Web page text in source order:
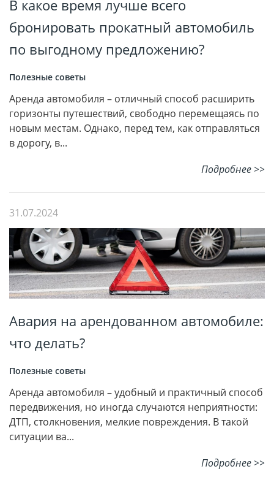
В какое время лучше всего
бронировать прокатный автомобиль
по выгодному предложению?
Полезные советы
Аренда автомобиля – отличный способ расширить
горизонты путешествий, свободно перемещаясь по
новым местам. Однако, перед тем, как отправляться
в дорогу, в...
Подробнее >>
31.07.2024
Авария на арендованном автомобиле:
что делать?
Полезные советы
Аренда автомобиля – удобный и практичный способ
передвижения, но иногда случаются неприятности:
ДТП, столкновения, мелкие повреждения. В такой
ситуации ва...
Подробнее >>